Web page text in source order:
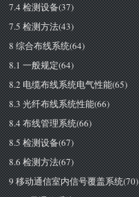
7.4 检测设备(37)
7.5 检测方法(43)
8 综合布线系统(64)
8.1 一般规定(64)
8.2 电缆布线系统电气性能(65)
8.3 光纤布线系统性能(66)
8.4 布线管理系统(66)
8.5 检测设备(67)
8.6 检测方法(67)
9 移动通信室内信号覆盖系统(70)